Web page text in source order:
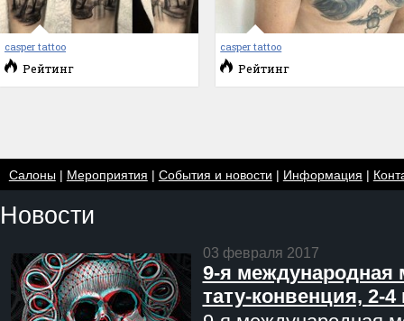
casper tattoo
Рейтинг
casper tattoo
Рейтинг
Салоны| Мероприятия | События и новости | Информация |
Новости
03 февраля 2017
9-я международная
тату-конвенция, 2-